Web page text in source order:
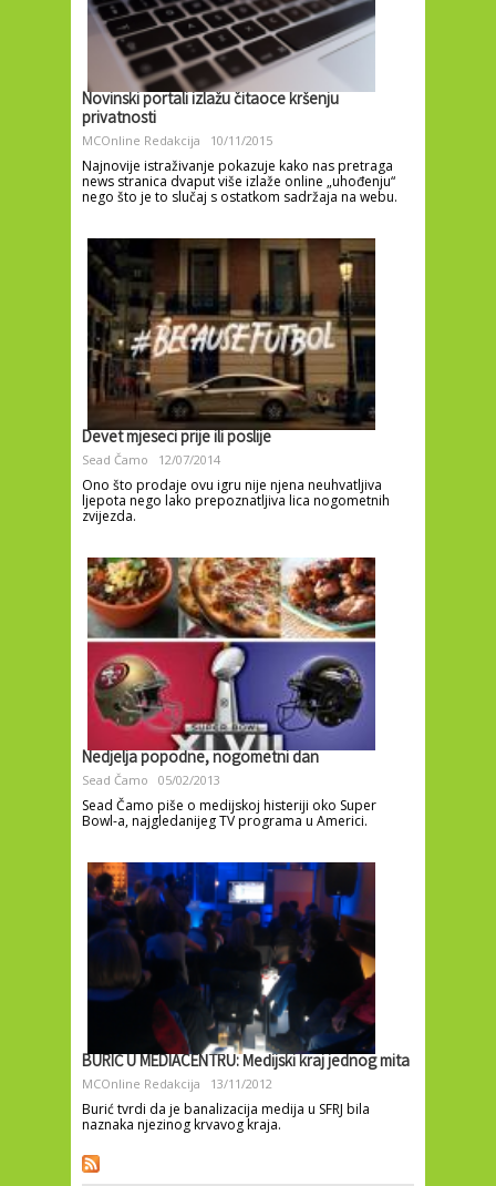
Novinski portali izlažu čitaoce kršenju
privatnosti
MCOnline Redakcija 10/11/2015
Najnovije istraživanje pokazuje kako nas pretraga
news stranica dvaput više izlaže online „uhođenju“
nego što je to slučaj s ostatkom sadržaja na webu.
Devet mjeseci prije ili poslije
Sead Čamo 12/07/2014
Ono što prodaje ovu igru nije njena neuhvatljiva
ljepota nego lako prepoznatljiva lica nogometnih
zvijezda.
Nedjelja popodne, nogometni dan
Sead Čamo 05/02/2013
Sead Čamo piše o medijskoj histeriji oko Super
Bowl-a, najgledanijeg TV programa u Americi.
BURIĆ U MEDIACENTRU: Medijski kraj jednog mita
MCOnline Redakcija 13/11/2012
Burić tvrdi da je banalizacija medija u SFRJ bila
naznaka njezinog krvavog kraja.